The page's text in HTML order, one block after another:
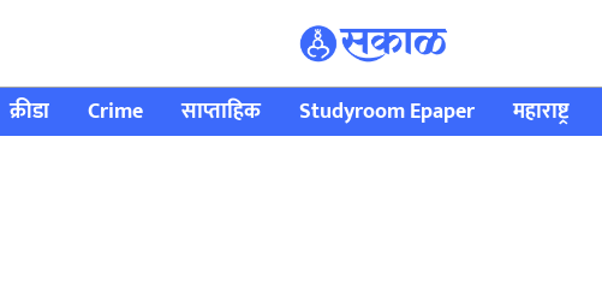
क्रीडा Crime साप्ताहिक Studyroom Epaper महाराष्ट्र